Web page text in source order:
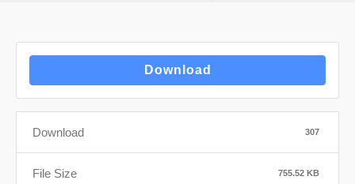
Download
Download 307
File Size 755.52 KB